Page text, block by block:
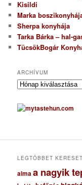
Kisildi
Marka
Sherpa konyhája
Tarka Bárka – hal-
TücsökBogár
ARCHÍVUM
A
c
h
u
LEGTÖBBET
almaa nagyik